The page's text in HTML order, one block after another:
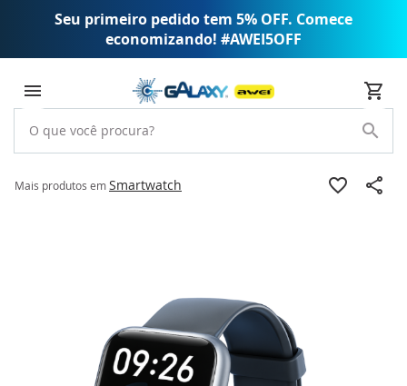
Seu primeiro pedido tem 5% OFF. Comece
economizando! #AWEI5OFF
Mais produtos emSmartwatch